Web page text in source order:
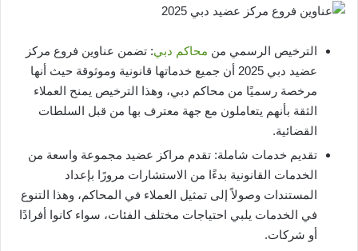
الترخيص الرسمي من محاكم دبي: تضمن عناوين فروع مركز
عضيد دبي 2025 أن جميع خدماتها قانونية وموثوقة حيث أنها
مرخصة رسميًا من محاكم دبي، وهذا الترخيص يمنح العملاء
الثقة بأنهم يتعاملون مع جهة معترف بها من قبل السلطات
القضائية.
تقديم خدمات شاملة: تقدم مراكز عضيد مجموعة واسعة من
الخدمات القانونية بدءًا من الاستشارات مرورًا بإعداد
المستندات وصولاً إلى تمثيل العملاء في المحاكم، وهذا التنوع
في الخدمات يلبي احتياجات مختلف الفئات، سواء كانوا أفرادًا
أو شركات.